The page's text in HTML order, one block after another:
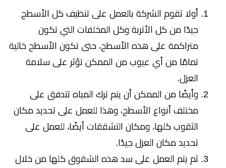
أولا تقوم الشركة بالعمل على تنظيف كل الأسطح
جيدًا من كل الأتربة وكل المخلفات التي تكون
متراكمة على هذه الأسطح، حتى تكون الأسطح خالية
تمامًا من أي عيوب من الممكن تؤثر على سلامة
العزل.
وأيضًا من الممكن أن يتم ترك المياه تتدفق على
مختلف أنواع الأسطح، وهذا للعمل على تحديد مكان
الثقوب كلها، ومكان التشققات أيضًا، للعمل على
تحديد مكان العزل جيدًا.
ثم يتم العمل على سد هذه الشقوق كلها من خلال